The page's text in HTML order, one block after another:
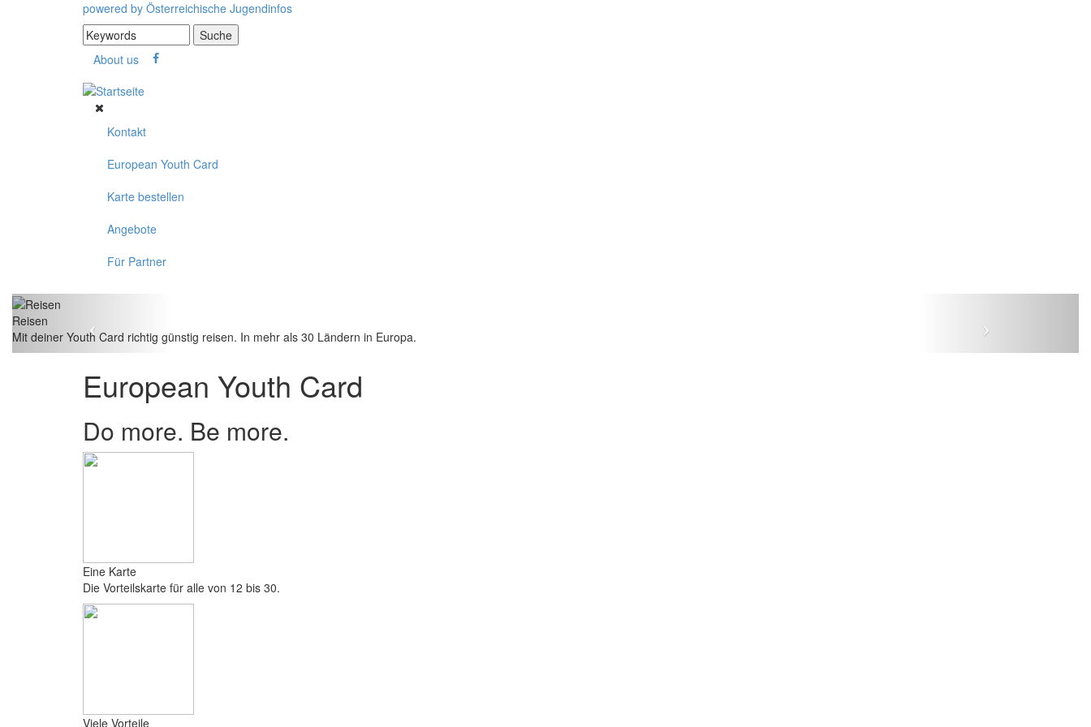
Direkt zum Inhaltpowered by Österreichische Jugendinfos
Suchformular
Suche
About us
Kontakt
European Youth Card
Karte bestellen
Angebote
Für Partner
Reisen
Mit deiner Youth Card richtig günstig reisen. In mehr als 30 Ländern in Europa.
European Youth Card
Do more. Be more.
Eine Karte
Die Vorteilskarte für alle von 12 bis 30.
Viele Vorteile